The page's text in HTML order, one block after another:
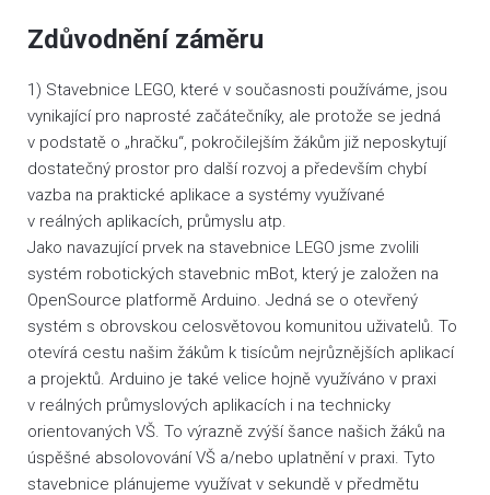
Zdůvodnění záměru
1) Stavebnice LEGO, které v současnosti používáme, jsou
vynikající pro naprosté začátečníky, ale protože se jedná
v podstatě o „hračku“, pokročilejším žákům již neposkytují
dostatečný prostor pro další rozvoj a především chybí
vazba na praktické aplikace a systémy využívané
v reálných aplikacích, průmyslu atp.
Jako navazující prvek na stavebnice LEGO jsme zvolili
systém robotických stavebnic mBot, který je založen na
OpenSource platformě Arduino. Jedná se o otevřený
systém s obrovskou celosvětovou komunitou uživatelů. To
otevírá cestu našim žákům k tisícům nejrůznějších aplikací
a projektů. Arduino je také velice hojně využíváno v praxi
v reálných průmyslových aplikacích i na technicky
orientovaných VŠ. To výrazně zvýší šance našich žáků na
úspěšné absolovování VŠ a/nebo uplatnění v praxi. Tyto
stavebnice plánujeme využívat v sekundě v předmětu